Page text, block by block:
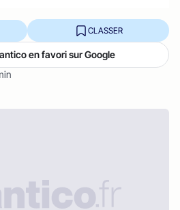
CLASSER
en favori sur Google